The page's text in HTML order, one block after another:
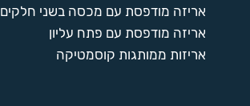
אריזה מודפסת עם מכסה בשני חלקים
אריזה מודפסת עם פתח עליון
אריזות ממותגות קוסמטיקה